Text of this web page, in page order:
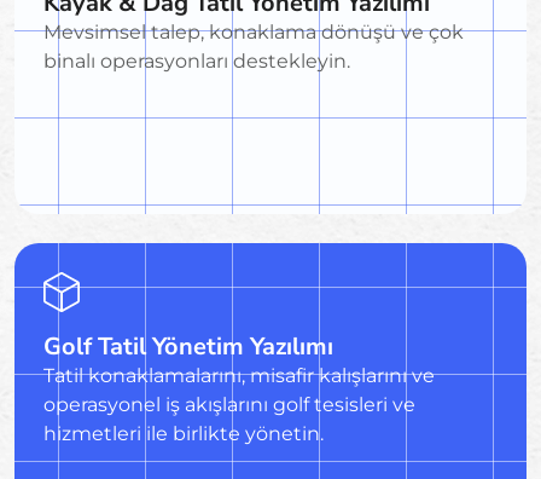
Mevsimsel talep, konaklama dönüşü ve çok
binalı operasyonları destekleyin.
Golf Tatil Yönetim Yazılımı
Tatil konaklamalarını, misafir kalışlarını ve
operasyonel iş akışlarını golf tesisleri ve
hizmetleri ile birlikte yönetin.